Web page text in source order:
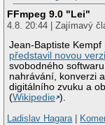
FFmpeg 9.0 "Lei"
4.8. 20:44 | Zajímavý
Jean-Baptiste Kempf
představil novou
svobodného
nahrávání, konverzi
digitálního zvuku a
(Wikipedie ).
Ladislav Hagara|